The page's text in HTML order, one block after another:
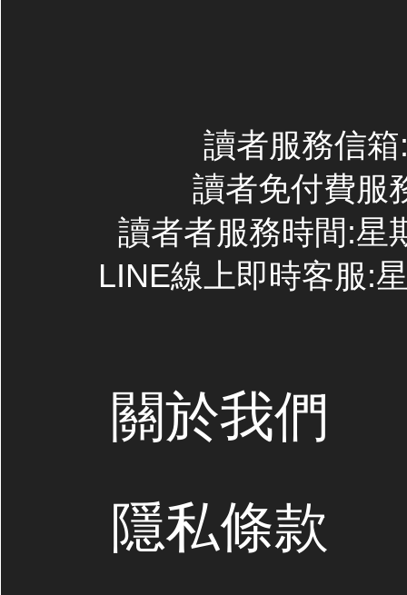
讀者服務信
讀者免付費服
讀者者服務時間:星
LINE線上即時客服:
關於我們
隱私條款